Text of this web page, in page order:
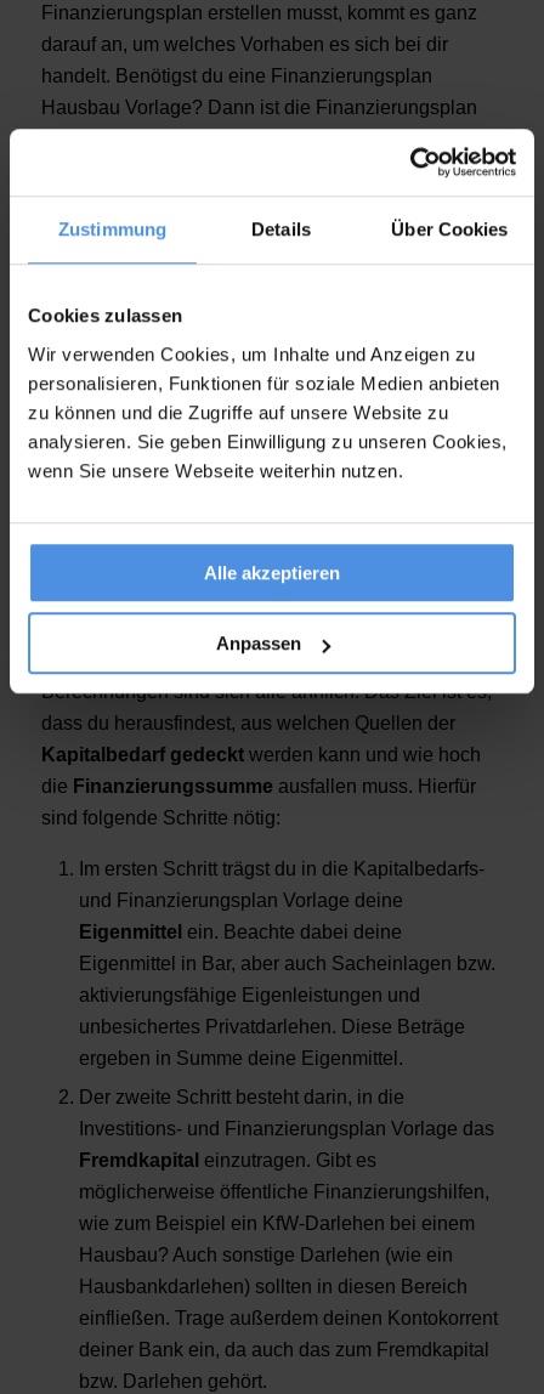
Zustimmung Details Über Cookies
Cookies zulassen
Wir verwenden Cookies, um Inhalte und Anzeigen zu
personalisieren, Funktionen für soziale Medien anbieten
zu können und die Zugriffe auf unsere Website zu
analysieren. Sie geben Einwilligung zu unseren Cookies,
wenn Sie unsere Webseite weiterhin nutzen.
Alle akzeptieren
Anpassen
Finanzierungsplan erstellen musst, kommt es ganz
darauf an, um welches Vorhaben es sich bei dir
handelt. Benötigst du eine Finanzierungsplan
Hausbau Vorlage? Dann ist die Finanzierungsplan
einer Vorlage für einen Finanzierungsplan für ein
berufliches Projekt.
Eigenkapital und Fremdkapital
Das Ziel ist es, mit dem Finanzierungsplan
herauszufinden, welches und wie das benötigte Geld
finanziert werden soll.
Finanzierungsplan
beinhalten?
Darstellung zwar teilweise verschieden, doch die
Berechnungen sind sich alle ähnlich. Das Ziel ist es,
dass du herausfindest, aus welchen Quellen der
Kapitalbedarf gedecktwerden kann und wie hoch
die Finanzierungssumme ausfallen muss. Hierfür
sind folgende Schritte nötig:
Im ersten Schritt trägst du in die Kapitalbedarfs-
und Finanzierungsplan Vorlage deine
Eigenmittel ein. Beachte dabei deine
Eigenmittel in Bar, aber auch Sacheinlagen bzw.
aktivierungsfähige Eigenleistungen und
unbesichertes Privatdarlehen. Diese Beträge
ergeben in Summe deine Eigenmittel.
Der zweite Schritt besteht darin, in die
Investitions- und Finanzierungsplan Vorlage das
Fremdkapital einzutragen. Gibt es
möglicherweise öffentliche Finanzierungshilfen,
wie zum Beispiel ein KfW-Darlehen bei einem
Hausbau? Auch sonstige Darlehen (wie ein
Hausbankdarlehen) sollten in diesen Bereich
einfließen. Trage außerdem deinen Kontokorrent
deiner Bank ein, da auch das zum Fremdkapital
bzw. Darlehen gehört.